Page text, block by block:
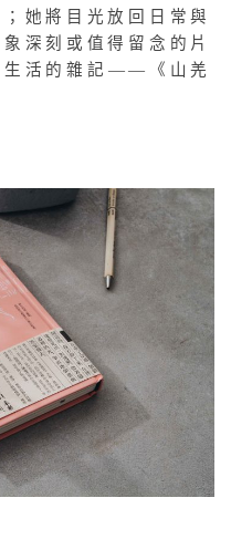
她將目光放回日常與
深刻或值得留念的片
生活的雜記——《山羌